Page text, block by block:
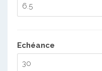
Echéance